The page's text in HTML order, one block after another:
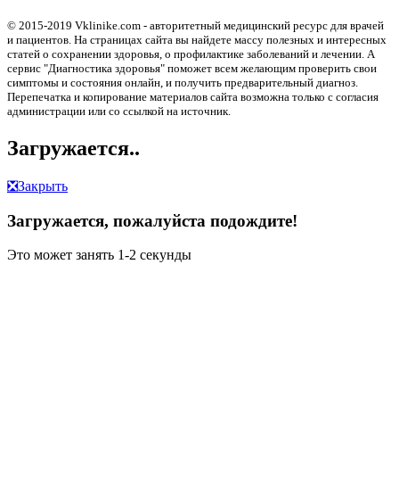
© 2015-2019 Vklinike.com - авторитетный медицинский ресурс для врачей
и пациентов. На страницах сайта вы найдете массу полезных и интересных
статей о сохранении здоровья, о профилактике заболеваний и лечении. А
сервис "Диагностика здоровья" поможет всем желающим проверить свои
симптомы и состояния онлайн, и получить предварительный диагноз.
Перепечатка и копирование материалов сайта возможна только с согласия
администрации или со ссылкой на источник.
Загружается..
❎Закрыть
Загружается, пожалуйста подождите!
Это может занять 1-2 секунды